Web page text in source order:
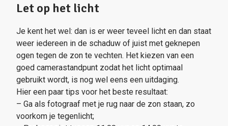
Let op het licht
Je kent het wel: dan is er weer teveel licht en dan staat
weer iedereen in de schaduw of juist met geknepen
ogen tegen de zon te vechten. Het kiezen van een
goed camerastandpunt zodat het licht optimaal
gebruikt wordt, is nog wel eens een uitdaging.
Hier een paar tips voor het beste resultaat:
– Ga als fotograaf met je rug naar de zon staan, zo
voorkom je tegenlicht;